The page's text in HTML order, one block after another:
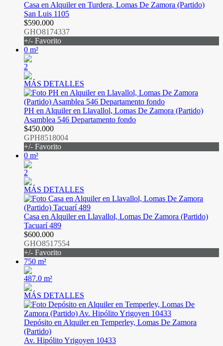
Casa en Alquiler en Turdera, Lomas De Zamora (Partido)
San Luis 1105
$590.000
GHO8174337
+/- Favorito
0 m²
2
MÁS DETALLES
PH en Alquiler en Llavallol, Lomas De Zamora (Partido)
Asamblea 546 Departamento fondo
$450.000
GPH8518004
+/- Favorito
0 m²
2
MÁS DETALLES
Casa en Alquiler en Llavallol, Lomas De Zamora (Partido)
Tacuarí 489
$600.000
GHO8517554
+/- Favorito
750 m²
487.0 m²
MÁS DETALLES
Depósito en Alquiler en Temperley, Lomas De Zamora
(Partido)
Av. Hipólito Yrigoyen 10433